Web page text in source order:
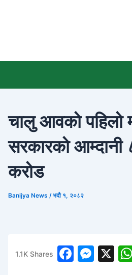
चालु आवको पहिलो
सरकारको आम्दानी
करोड
Banijya News /भदौ १, २०८२
1.1K Shares
F
M X